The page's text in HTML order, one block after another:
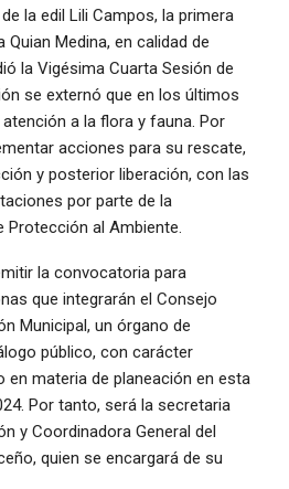
la edil Lili Campos, la primera
Quian Medina, en calidad de
la Vigésima Cuarta Sesión de
se externó que en los últimos
a la flora y fauna. Por
acciones para su rescate,
y posterior liberación, con las
por parte de la
Protección al Ambiente.
la convocatoria para
que integrarán el Consejo
Municipal, un órgano de
público, con carácter
materia de planeación en esta
Por tanto, será la secretaria
y Coordinadora General del
quien se encargará de su